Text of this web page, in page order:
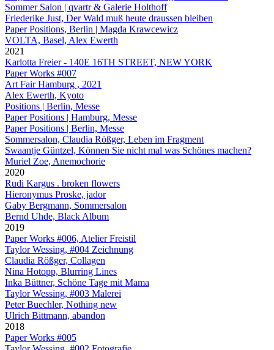
Sommer Salon | qvartr & Galerie Holthoff
Friederike Just, Der Wald muß heute draussen bleiben
Paper Positions, Berlin | Magda Krawcewicz
VOLTA, Basel, Alex Ewerth
2021
Karlotta Freier - 140E 16TH STREET, NEW YORK
Paper Works #007
Art Fair Hamburg , 2021
Alex Ewerth, Kyoto
Positions | Berlin, Messe
Paper Positions | Hamburg, Messe
Paper Positions | Berlin, Messe
Sommersalon, Claudia Rößger, Leben im Fragment
Swaantje Güntzel, Können Sie nicht mal was Schönes machen?
Muriel Zoe, Anemochorie
2020
Rudi Kargus . broken flowers
Hieronymus Proske, jador
Gaby Bergmann, Sommersalon
Bernd Uhde, Black Album
2019
Paper Works #006, Atelier Freistil
Taylor Wessing, #004 Zeichnung
Claudia Rößger, Collagen
Nina Hotopp, Blurring Lines
Inka Büttner, Schöne Tage mit Mama
Taylor Wessing, #003 Malerei
Peter Buechler, Nothing new
Ulrich Bittmann, abandon
2018
Paper Works #005